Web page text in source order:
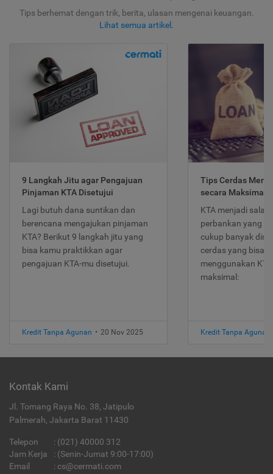
Tips berhemat dengan trik, berita, ulasan mengenai keuangan.
Lihat semua artikel .
9 Langkah Jitu agar Pengajuan
Pinjaman KTA Disetujui
Lagi butuh dana suntikan dan
berencana mengajukan pinjaman
KTA? Berikut 9 langkah jitu yang
bisa kamu praktikkan agar
pengajuan KTA-mu disetujui.
Kredit Tanpa Agunan • 20 Nov 2025
Tips Cerdas
secara Maksimal
KTA menjadi
perbankan yang
cukup banyak
cerdas yang bisa
menggunakan
maksimal:
Kredit Tanpa Agunan
Kontak Kami
Jl. Tomang Raya No. 38, Jatipulo
Palmerah, Jakarta Barat 11430
Telepon : (021) 40000 312
Jam Kerja
: (Senin-Jumat 9:00-17:00)
Email
: cs@cermati.com